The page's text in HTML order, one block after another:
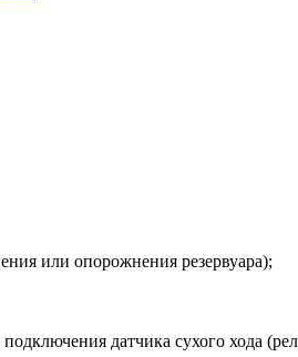
или опорожнения резервуара);
датчика сухого хода